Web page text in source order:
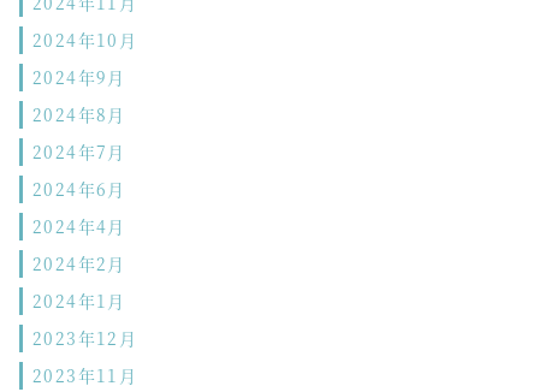
2024年10月
2024年9月
2024年8月
2024年7月
2024年6月
2024年4月
2024年2月
2024年1月
2023年12月
2023年11月